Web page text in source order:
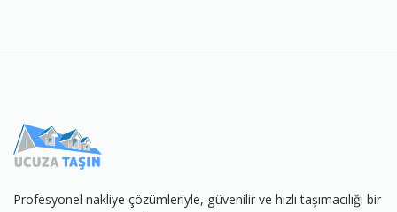
Profesyonel nakliye çözümleriyle, güvenilir ve hızlı taşımacılığı bir